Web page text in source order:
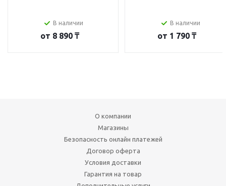
В наличии
от 8 890 ₸
В наличии
от 1 790 ₸
О компании
Магазины
Безопасность онлайн платежей
Договор оферта
Условия доставки
Гарантия на товар